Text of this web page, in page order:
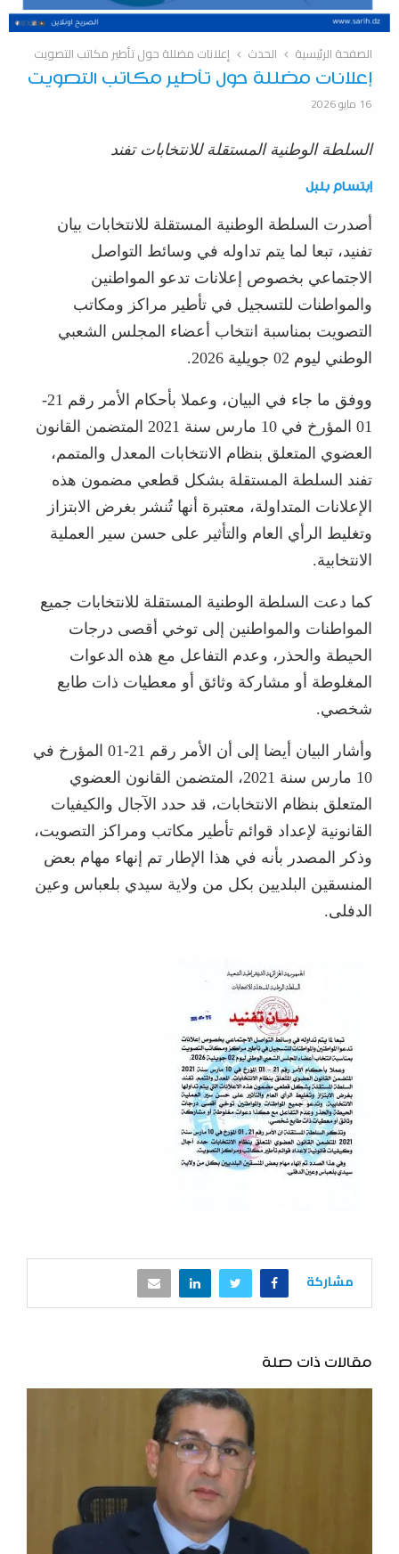
الصفحة الرئيسية الحدث إعلانات مضللة حول تأطير مكاتب التصويت
إعلانات مضللة حول تأطير مكاتب التصويت
16 مايو 2026
السلطة الوطنية المستقلة للانتخابات تفند
إبتسام بلبل
أصدرت السلطة الوطنية المستقلة للانتخابات بيان
تفنيد، تبعا لما يتم تداوله في وسائط التواصل
الاجتماعي بخصوص إعلانات تدعو المواطنين
والمواطنات للتسجيل في تأطير مراكز ومكاتب
التصويت بمناسبة انتخاب أعضاء المجلس الشعبي
الوطني ليوم 02 جويلية 2026.
ووفق ما جاء في البيان، وعملا بأحكام الأمر رقم 21-
01 المؤرخ في 10 مارس سنة 2021 المتضمن القانون
العضوي المتعلق بنظام الانتخابات المعدل والمتمم،
تفند السلطة المستقلة بشكل قطعي مضمون هذه
الإعلانات المتداولة، معتبرة أنها تُنشر بغرض الابتزاز
وتغليط الرأي العام والتأثير على حسن سير العملية
الانتخابية.
كما دعت السلطة الوطنية المستقلة للانتخابات جميع
المواطنات والمواطنين إلى توخي أقصى درجات
الحيطة والحذر، وعدم التفاعل مع هذه الدعوات
المغلوطة أو مشاركة وثائق أو معطيات ذات طابع
شخصي.
وأشار البيان أيضا إلى أن الأمر رقم 21-01 المؤرخ في
10 مارس سنة 2021، المتضمن القانون العضوي
المتعلق بنظام الانتخابات، قد حدد الآجال والكيفيات
القانونية لإعداد قوائم تأطير مكاتب ومراكز التصويت،
وذكر المصدر بأنه في هذا الإطار تم إنهاء مهام بعض
المنسقين البلديين بكل من ولاية سيدي بلعباس وعين
الدفلى.
مشاركة
مقالات ذات صلة